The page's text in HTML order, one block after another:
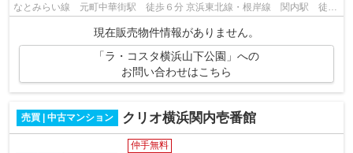
なとみらい線 元町中華街駅 徒歩６分 京浜東北線・根岸線 関内駅 徒歩
１０分 総戸数１２３戸 鉄筋コンク...
現在販売物件情報がありません。
「ラ・コスタ横浜山下公園」への
お問い合わせはこちら
売買 | 中古マンション クリオ横浜関内壱番館
仲手無料